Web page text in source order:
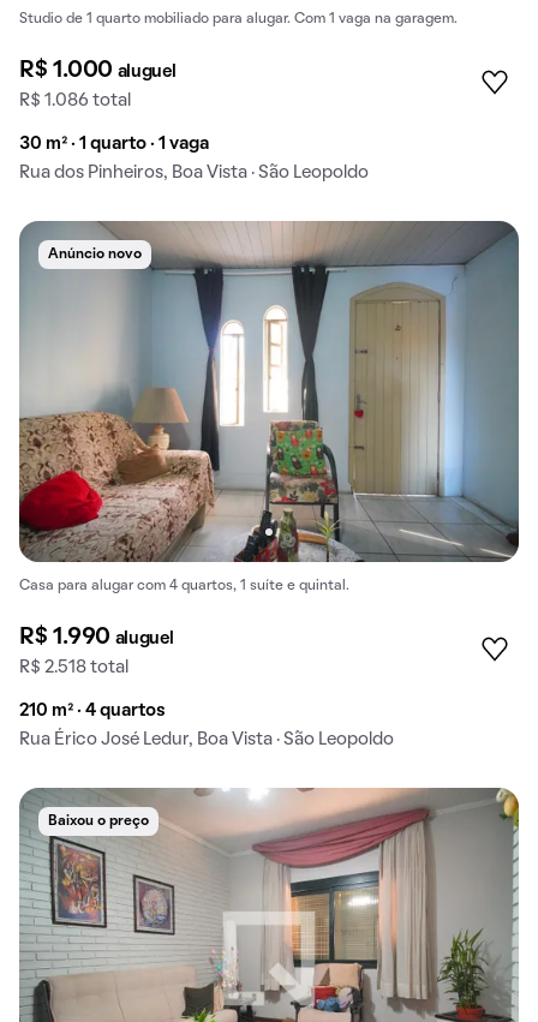
Studio de 1 quarto mobiliado para alugar. Com 1 vaga na garagem.
R$ 1.000 aluguel
R$ 1.086 total
30 m² · 1 quarto · 1 vaga
Rua dos Pinheiros, Boa Vista · São Leopoldo
Anúncio novo
Casa para alugar com 4 quartos, 1 suíte e quintal.
R$ 1.990 aluguel
R$ 2.518 total
210 m² · 4 quartos
Rua Érico José Ledur, Boa Vista · São Leopoldo
Baixou o preço